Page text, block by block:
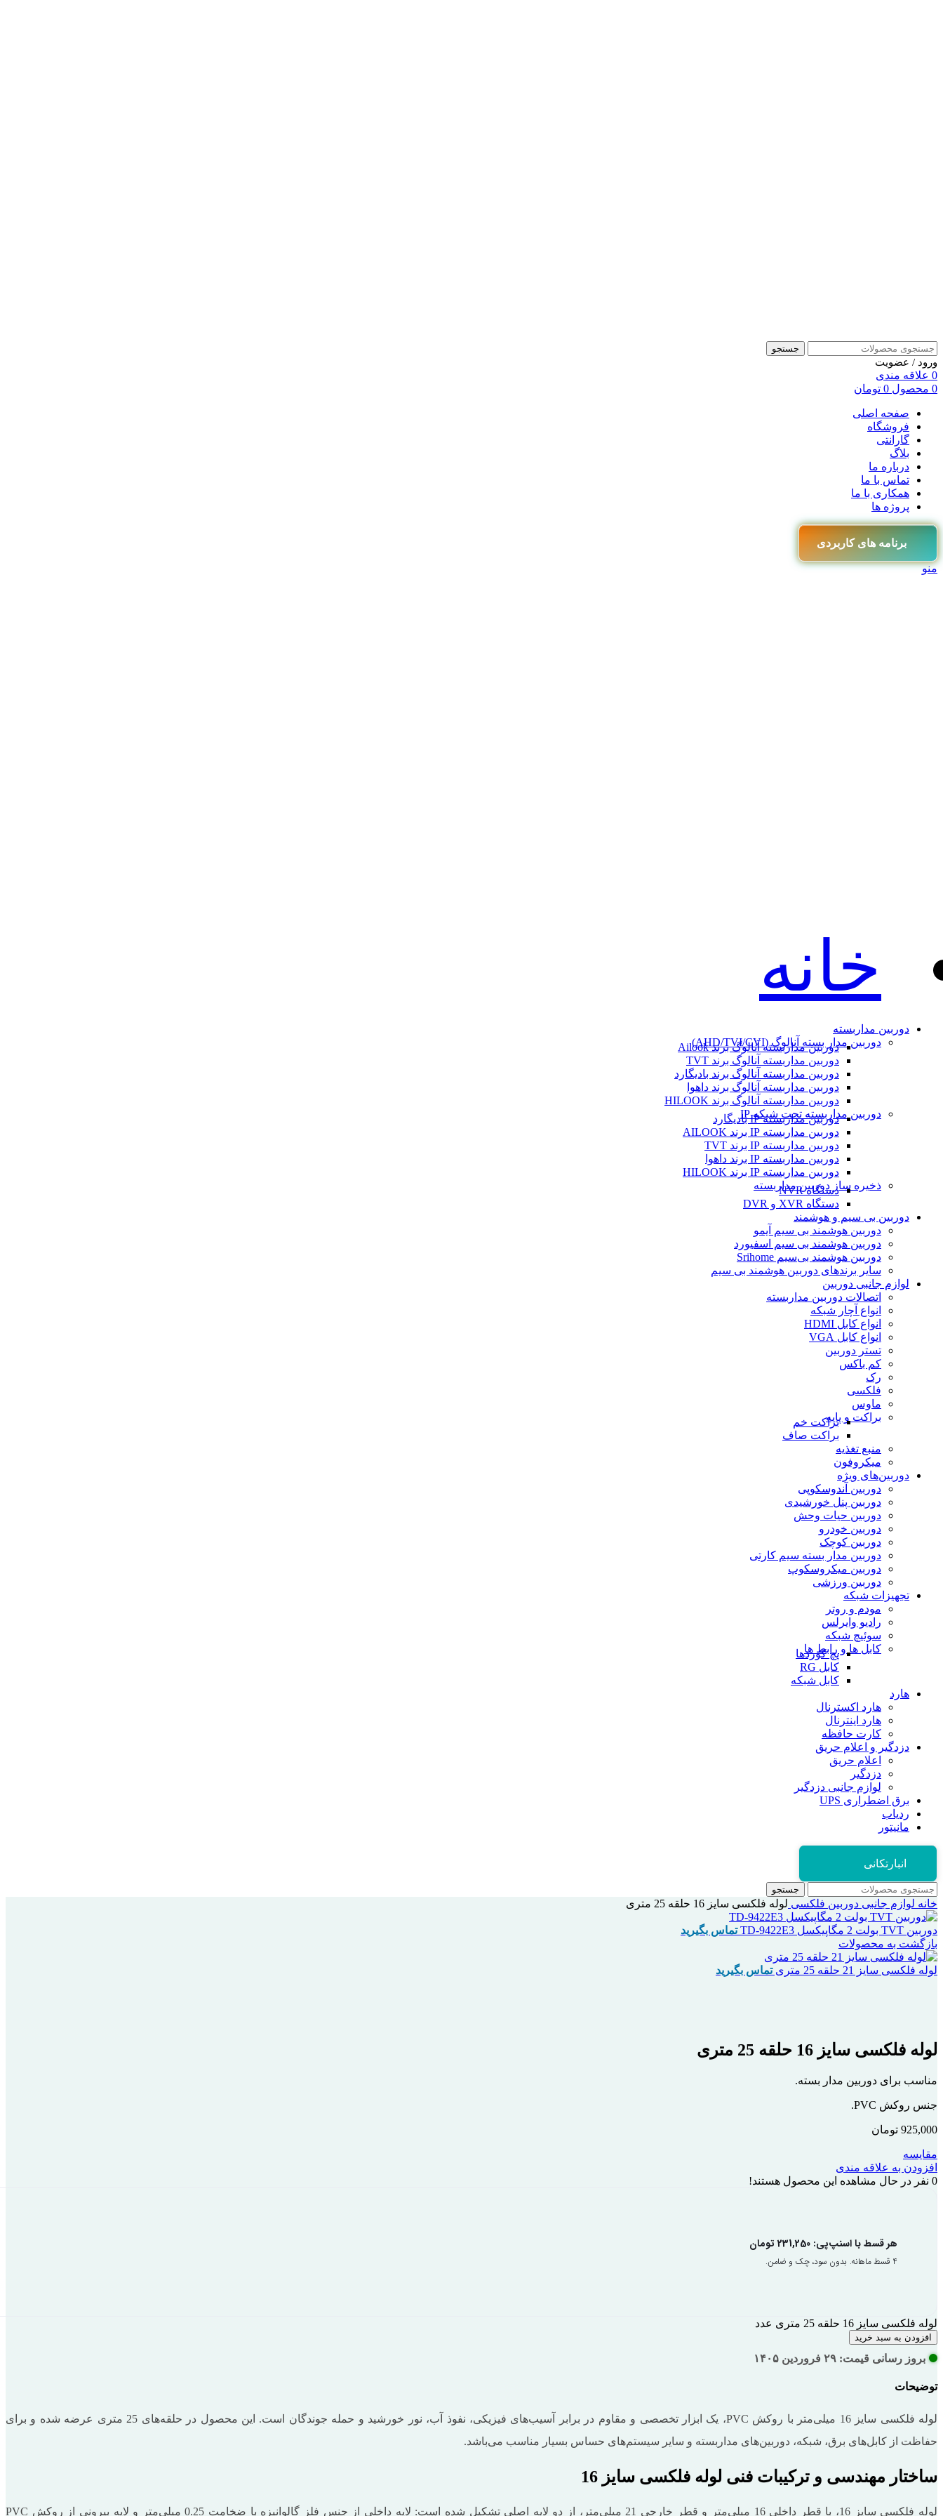
جستجو
ورود / عضویت
0 علاقه مندی
0 محصول 0 تومان
صفحه اصلی
فروشگاه
گارانتی
بلاگ
درباره ما
تماس با ما
همکاری با ما
پروژه ها
برنامه های کاربردی
منو
خانه
دوربین مداربسته
دوربین مدار بسته آنالوگ (AHD/TVI/CVI)
دوربین مداربسته آنالوگ برند Ailook
دوربین مداربسته آنالوگ برند TVT
دوربین مداربسته آنالوگ برند بادیگارد
دوربین مداربسته آنالوگ برند داهوا
دوربین مداربسته آنالوگ برند HILOOK
دوربین مداربسته تحت شبکه IP
دوربین مداربسته IP بادیگارد
دوربین مداربسته IP برند AILOOK
دوربین مداربسته IP برند TVT
دوربین مداربسته IP برند داهوا
دوربین مداربسته IP برند HILOOK
ذخیره ساز دوربین مداربسته
دستگاه NVR
دستگاه XVR و DVR
دوربین بی سیم و هوشمند
دوربین هوشمند بی سیم آیمو
دوربین هوشمند بی سیم اسفیورد
دوربین هوشمند بی‌سیم Srihome
سایر برندهای دوربین هوشمند بی سیم
لوازم جانبی دوربین
اتصالات دوربین مداربسته
انواع آچار شبکه
انواع کابل HDMI
انواع کابل VGA
تستر دوربین
کم باکس
رک
فلکسی
ماوس
براکت و پایهبراکت خم
براکت صاف
منبع تغذیه
میکروفون
دوربین‌های ویژه
دوربین آندوسکوپی
دوربین پنل خورشیدی
دوربین حیات وحش
دوربین خودرو
دوربین کوچک
دوربین مدار بسته سیم کارتی
دوربین میکروسکوپ
دوربین ورزشی
تجهیزات شبکه
مودم و روتر
رادیو وایرلس
سوئیچ شبکه
کابل ها و رابط ها
پچ کوردها
کابل RG
کابل شبکه
هارد
هارد اکسترنال
هارد اینترنال
کارت حافظه
دزدگیر و اعلام حریق
اعلام حریق
دزدگیر
لوازم جانبی دزدگیر
برق اضطراری UPS
ردیاب
مانیتور
انبارتکانی
جستجو
خانه لوازم جانبی دوربین فلکسی لوله فلکسی سایز 16 حلقه 25 متری
دوربین TVT بولت 2 مگاپیکسل TD-9422E3
تماس بگیرید
بازگشت به محصولات
لوله فلکسی سایز 21 حلقه 25 متری تماس بگیرید
لوله فلکسی سایز 16 حلقه 25 متری
مناسب برای دوربین مدار بسته.
جنس روکش PVC.
925,000 تومان
مقایسه
افزودن به علاقه مندی
0 نفر در حال مشاهده این محصول هستند!
هر قسط با اسنپ‌پی: 231,250 تومان
۴ قسط ماهانه. بدون سود، چک و ضامن.
لوله فلکسی سایز 16 حلقه 25 متری عدد
افزودن به سبد خرید
بروز رسانی قیمت: ۲۹ فروردین ۱۴۰۵
توضیحات
لوله فلکسی سایز 16 میلی‌متر با روکش PVC، یک ابزار تخصصی و مقاوم در برابر آسیب‌های فیزیکی، نفوذ آب، نور خورشید و حمله جوندگان است. این محصول در حلقه‌های 25 متری عرضه شده و برای
حفاظت از کابل‌های برق، شبکه، دوربین‌های مداربسته و سایر سیستم‌های حساس بسیار مناسب می‌باشد.
ساختار مهندسی و ترکیبات فنی لوله فلکسی سایز 16
لوله فلکسی سایز 16، با قطر داخلی 16 میلی‌متر و قطر خارجی 21 میلی‌متر، از دو لایه اصلی تشکیل شده است: لایه داخلی از جنس فلز گالوانیزه با ضخامت 0.25 میلی‌متر و لایه بیرونی از روکش PVC